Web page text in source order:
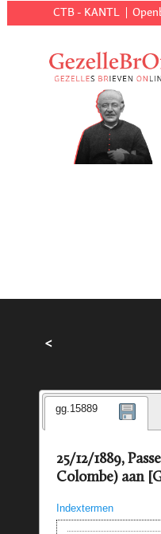
CTB - KANTL
<
gg.15889
25/12/1889,
Colombe) aan
Indextermen